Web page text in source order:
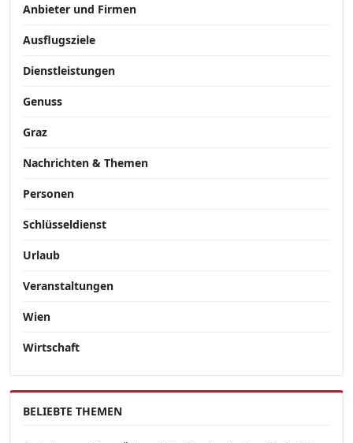
Anbieter und Firmen
Ausflugsziele
Dienstleistungen
Genuss
Graz
Nachrichten & Themen
Personen
Schlüsseldienst
Urlaub
Veranstaltungen
Wien
Wirtschaft
BELIEBTE THEMEN